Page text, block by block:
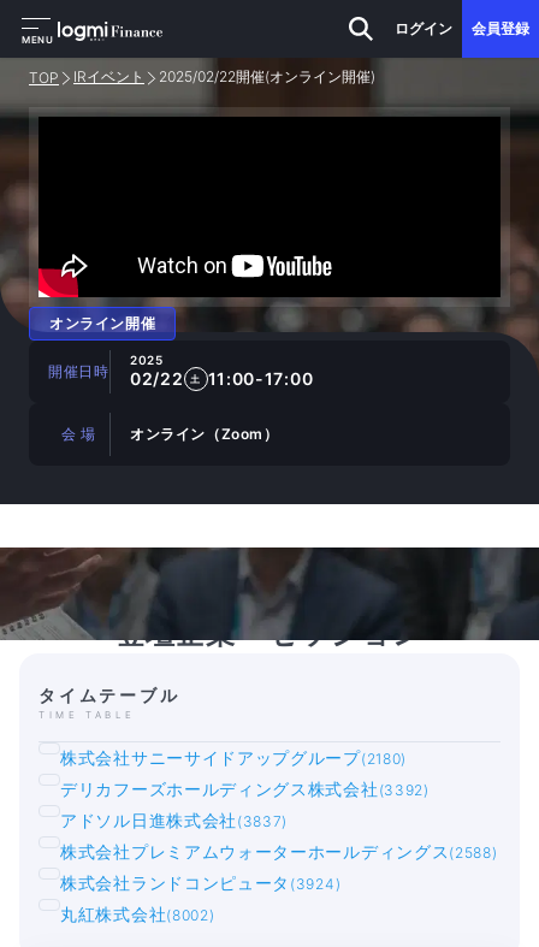
MENU
ログイン 会員登録
TOP IRイベント 2025/02/22開催(オンライン開催)
オンライン開催
開催日時
2025
02/22 土 11:00-17:00
会 場 オンライン（Zoom）
登壇企業・セッション
タイムテーブル
TIME TABLE
株式会社サニーサイドアップグループ(2180)
デリカフーズホールディングス株式会社 (3392)
アドソル日進株式会社 (3837)
株式会社プレミアムウォーターホールディングス (2588)
株式会社ランドコンピュータ (3924)
丸紅株式会社(8002)